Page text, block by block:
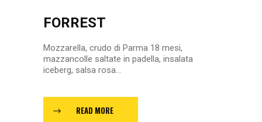
FORREST
Mozzarella, crudo di Parma 18 mesi,
mazzancolle saltate in padella, insalata
iceberg, salsa rosa...
READ MORE